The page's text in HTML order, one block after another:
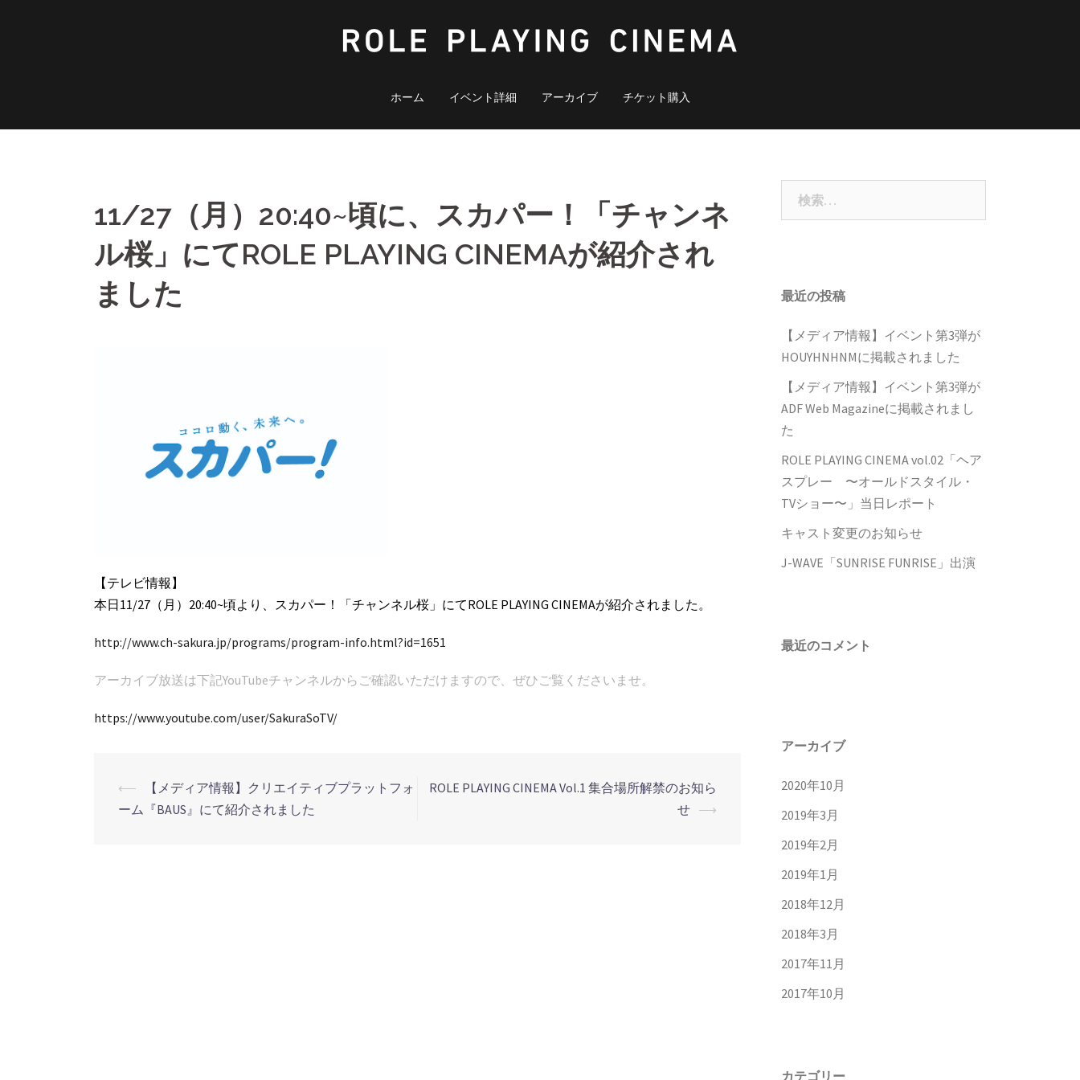
ホーム イベント詳細 アーカイブ チケット購入
11/27（月）20:40~頃に、スカパー！「チャンネ
ル桜」にてROLE PLAYING CINEMAが紹介され
ました
【テレビ情報】
本日11/27（月）20:40~頃より、スカパー！「チャンネル桜」にてROLE PLAYING CINEMAが紹介されました。
http://www.ch-sakura.jp/programs/program-info.html?id=1651
アーカイブ放送は下記YouTubeチャンネルからご確認いただけますので、ぜひご覧くださいませ。
https://www.youtube.com/user/SakuraSoTV/
投
⟵
【メディア情報】クリエイティブプラットフォ
ーム『BAUS』にて紹介されました
ROLE PLAYING CINEMA Vol.1 集合場所解禁のお知ら
せ ⟶
最近の投稿
【メディア情報】イベント第3弾が
HOUYHNHNMに掲載されました
【メディア情報】イベント第3弾が
ADF Web Magazineに掲載されまし
た
ROLE PLAYING CINEMA vol.02「ヘア
スプレー 〜オールドスタイル・
TVショー〜」当日レポート
キャスト変更のお知らせ
J-WAVE「SUNRISE FUNRISE」出演
最近のコメント
アーカイブ
2020年10月
2019年3月
2019年2月
2019年1月
2018年12月
2018年3月
2017年11月
2017年10月
カテゴリー